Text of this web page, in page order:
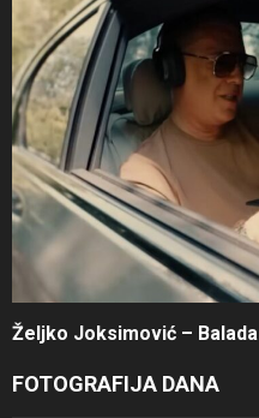
Željko Joksimović – Balada
FOTOGRAFIJA DANA